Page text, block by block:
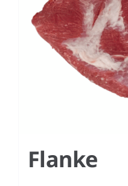
Flanke